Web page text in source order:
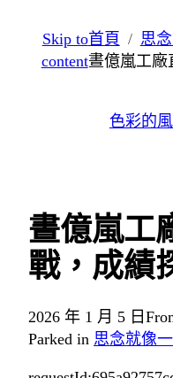
至
Skip to
content
首頁
思
晝億嵐工廠
色彩的
晝億嵐工
戰，成績
2026 年 1 月 5 日
Parked in 思念就像